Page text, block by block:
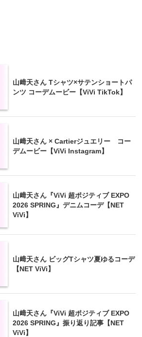
山﨑天さん Tシャツ×サテンショートパ
ンツ コーデムービー【ViVi TikTok】
山﨑天さん × Cartierジュエリー コー
デムービー【ViVi Instagram】
山﨑天さん『ViVi 超ポジティブ EXPO
2026 SPRING』デニムコーデ【NET
ViVi】
山﨑天さん ビッグTシャツ夏ゆるコーデ
【NET ViVi】
山﨑天さん『ViVi 超ポジティブ EXPO
2026 SPRING』振り返り記事【NET
ViVi】